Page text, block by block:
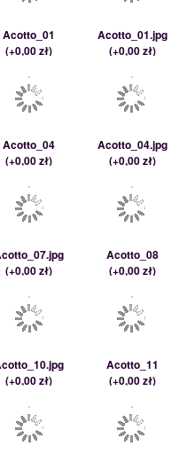
Acotto_01
(+0,00 zł)
Acotto_01.jpg
(+0,00 zł)
Acotto_04
(+0,00 zł)
Acotto_04.jpg
(+0,00 zł)
(+0,00 zł)
Acotto_08
(+0,00 zł)
(+0,00 zł)
Acotto_11
(+0,00 zł)